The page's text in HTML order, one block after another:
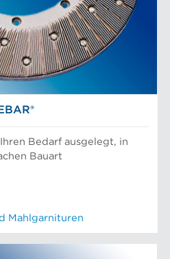
Bedarf ausgelegt, in
Bauart
Mahlgarnituren